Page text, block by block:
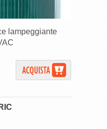
lampeggiante